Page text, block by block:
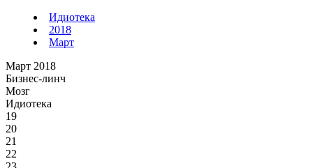
Идиотека
2018
Март
Март 2018
Бизнес-линч
Мозг
Идиотека
19
20
21
22